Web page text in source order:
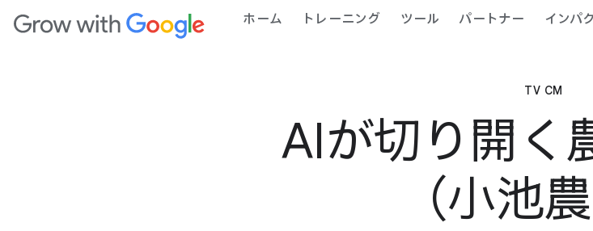
ホーム トレーニング ツール パートナー インパ
TV CM
AIが​切り開く​
（小池